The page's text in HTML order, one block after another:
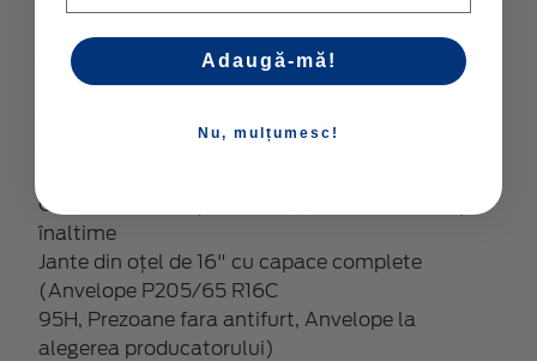
Cablu de încărcare cu 3 faze
Capac negru butuc roată
Centuri de siguranta pretensionate sofer si
Coloană de direcție – reglabilă pe adâncime și
înaltime
Jante din oțel de 16" cu capace complete
(Anvelope P205/65 R16C
95H, Prezoane fara antifurt, Anvelope la
alegerea producatorului)
Adaugă-mă!
Nu, mulțumesc!